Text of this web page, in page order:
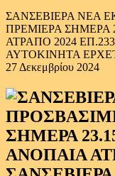
ΣΑΝΣΕΒΙΕΡΑ ΝΕΑ
ΠΡΕΜΙΕΡΑ ΣΗΜΕΡΑ
ΑΤΡΑΠΟ 2024
ΑΥΤΟΚΙΝΗΤΑ
27 Δεκεμβρίου 2024